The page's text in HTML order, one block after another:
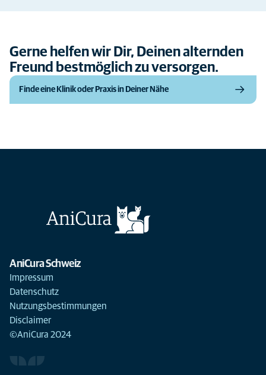
Gerne helfen wir Dir, Deinen alternden
Freund bestmöglich zu versorgen.
Finde eine Klinik oder Praxis in Deiner Nähe
AniCura Schweiz
Impressum
Datenschutz
Nutzungsbestimmungen
Disclaimer
©AniCura 2024